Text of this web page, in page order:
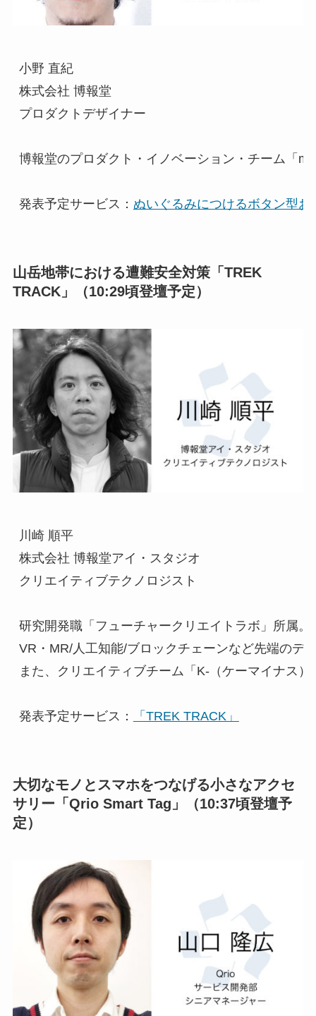
小野 直紀
株式会社 博報堂
プロダクトデザイナー
博報堂のプロダクト・イノベーション・チーム「
発表予定サービス： ぬいぐるみにつけるボタン型
山岳地帯における遭難安全対策「TREK
TRACK」（10:29頃登壇予定）
川崎 順平
株式会社 博報堂アイ・スタジオ
クリエイティブテクノロジスト
研究開発職「フューチャークリエイトラボ」所属。
VR・MR/人工知能/ブロックチェーンなど先端のデ
また、クリエイティブチーム「K-（ケーマイナス
発表予定サービス： 「TREK TRACK」
大切なモノとスマホをつなげる小さなアクセ
サリー「Qrio Smart Tag」（10:37頃登壇予
定）